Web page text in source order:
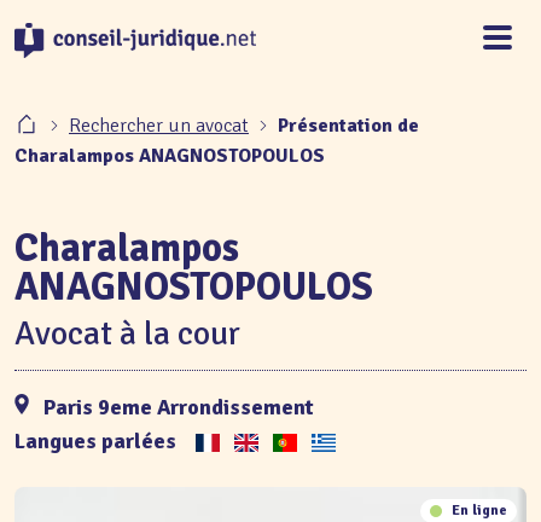
Rechercher un avocat
Présentation de
Charalampos ANAGNOSTOPOULOS
En ligne
Charalampos
ANAGNOSTOPOULOS
Avocat à la cour
Paris 9eme Arrondissement
Langues parlées